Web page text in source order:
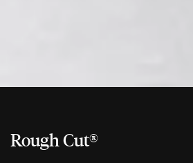
Rough Cut®